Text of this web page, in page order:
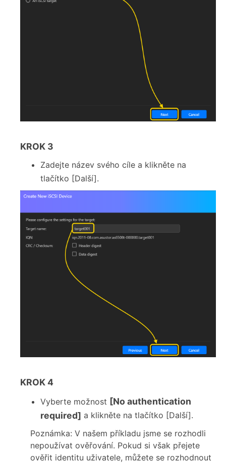
KROK 3
Zadejte název svého cíle a klikněte na
tlačítko [Další].
KROK 4
Vyberte možnost [No authentication
required] a klikněte na tlačítko [Další].
Poznámka: V našem příkladu jsme se rozhodli
nepoužívat ověřování. Pokud si však přejete
ověřit identitu uživatele, můžete se rozhodnout